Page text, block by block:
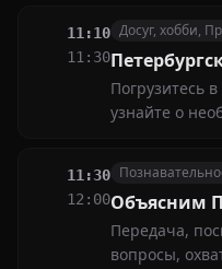
спорта.
поступившей
по каналам
11:10
11:30
Досуг, хобби,
Погрузитесь
узнайте о
Каждый
яркие
досуга
11:30
12:00Объясним
Передача,
вопросы,